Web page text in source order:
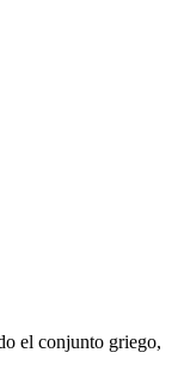
el conjunto griego,